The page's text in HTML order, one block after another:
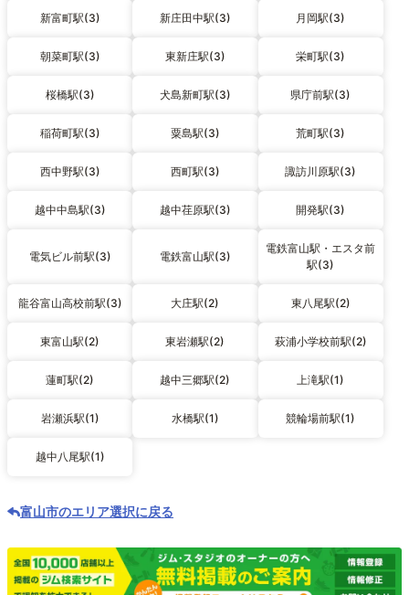
新富町駅(3) 新庄田中駅(3) 月岡駅(3)
朝菜町駅(3) 東新庄駅(3) 栄町駅(3)
桜橋駅(3) 犬島新町駅(3) 県庁前駅(3)
稲荷町駅(3) 粟島駅(3) 荒町駅(3)
西中野駅(3) 西町駅(3) 諏訪川原駅(3)
越中中島駅(3) 越中荏原駅(3) 開発駅(3)
電気ビル前駅(3) 電鉄富山駅(3)
電鉄富山駅・エスタ前
駅(3)
龍谷富山高校前駅(3) 大庄駅(2) 東八尾駅(2)
東富山駅(2) 東岩瀬駅(2) 萩浦小学校前駅(2)
蓮町駅(2) 越中三郷駅(2) 上滝駅(1)
岩瀬浜駅(1) 水橋駅(1) 競輪場前駅(1)
越中八尾駅(1)
富山市のエリア選択に戻る